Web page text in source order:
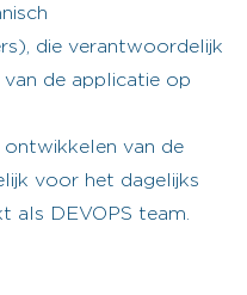
die verantwoordelijk
de applicatie op
van de
voor het dagelijks
als DEVOPS team.